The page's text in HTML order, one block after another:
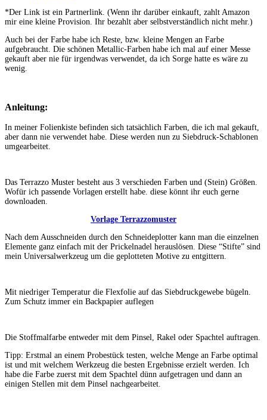
*Der Link ist ein Partnerlink. (Wenn ihr darüber einkauft, zahlt Amazon
mir eine kleine Provision. Ihr bezahlt aber selbstverständlich nicht mehr.)
Auch bei der Farbe habe ich Reste, bzw. kleine Mengen an Farbe
aufgebraucht. Die schönen Metallic-Farben habe ich mal auf einer Messe
gekauft aber nie für irgendwas verwendet, da ich Sorge hatte es wäre zu
wenig.
Anleitung:
In meiner Folienkiste befinden sich tatsächlich Farben, die ich mal gekauft,
aber dann nie verwendet habe. Diese werden nun zu Siebdruck-Schablonen
umgearbeitet.
Das Terrazzo Muster besteht aus 3 verschieden Farben und (Stein) Größen.
Wofür ich passende Vorlagen erstellt habe. diese könnt ihr euch gerne
downloaden.
Vorlage Terrazzomuster
Nach dem Ausschneiden durch den Schneideplotter kann man die einzelnen
Elemente ganz einfach mit der Prickelnadel herauslösen. Diese “Stifte” sind
mein Universalwerkzeug um die geplotteten Motive zu entgittern.
Mit niedriger Temperatur die Flexfolie auf das Siebdruckgewebe bügeln.
Zum Schutz immer ein Backpapier auflegen
Die Stoffmalfarbe entweder mit dem Pinsel, Rakel oder Spachtel auftragen.
Tipp: Erstmal an einem Probestück testen, welche Menge an Farbe optimal
ist und mit welchem Werkzeug die besten Ergebnisse erzielt werden. Ich
habe die Farbe zuerst mit dem Spachtel dünn aufgetragen und dann an
einigen Stellen mit dem Pinsel nachgearbeitet.